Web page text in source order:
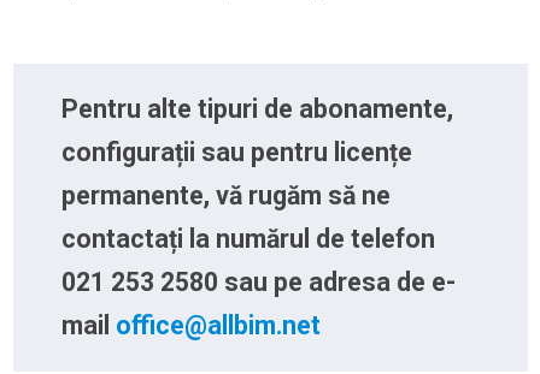
Pentru alte tipuri de abonamente,
configurații sau pentru licențe
permanente, vă rugăm să ne
contactați la numărul de telefon
021 253 2580 sau pe adresa de e-
mail office@allbim.net